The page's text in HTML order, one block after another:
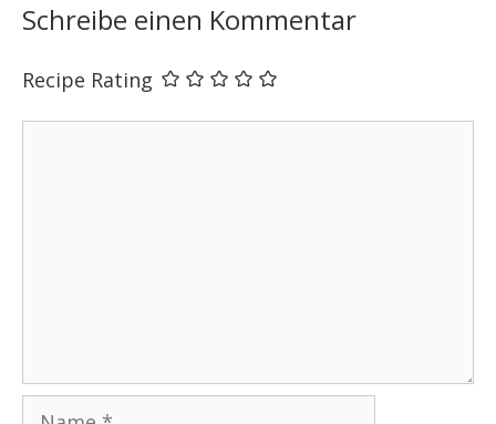
Schreibe einen Kommentar
Recipe Rating
Name